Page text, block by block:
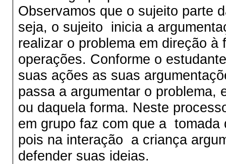
Observamos que o sujeito parte
seja, o sujeito inicia a
realizar o problema em direção
operações. Conforme o
suas ações as suas
passa a argumentar o problema,
ou daquela forma. Neste
em grupo faz com que a
pois na interação a criança
defender suas ideias.